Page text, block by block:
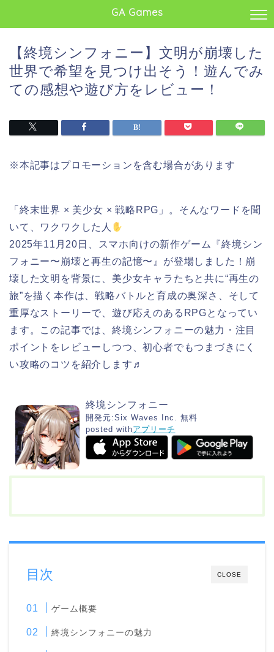
GA Games
【終境シンフォニー】文明が崩壊した
世界で希望を見つけ出そう！遊んでみ
ての感想や遊び方をレビュー！
※本記事はプロモーションを含む場合があります
「終末世界 × 美少女 × 戦略RPG」。そんなワードを聞
いて、ワクワクした人
2025年11月20日、スマホ向けの新作ゲーム『終境シン
フォニー〜崩壊と再生の記憶〜』が登場しました！崩
壊した文明を背景に、美少女キャラたちと共に“再生の
旅”を描く本作は、戦略バトルと育成の奥深さ、そして
重厚なストーリーで、遊び応えのあるRPGとなってい
ます。この記事では、終境シンフォニーの魅力・注目
ポイントをレビューしつつ、初心者でもつまづきにく
い攻略のコツを紹介します♬
終境シンフォニー
開発元:Six Waves Inc. 無料
posted withアプリーチ
CLOSE
目次
ゲーム概要
終境シンフォニーの魅力